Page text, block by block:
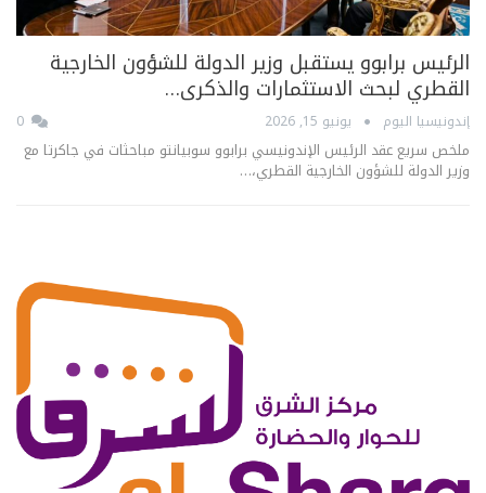
الرئيس برابوو يستقبل وزير الدولة للشؤون الخارجية
القطري لبحث الاستثمارات والذكرى…
إندونيسيا اليوم يونيو 15, 2026
ملخص سريع عقد الرئيس الإندونيسي برابوو سوبيانتو مباحثات في جاكرتا مع
وزير الدولة للشؤون الخارجية القطري،…